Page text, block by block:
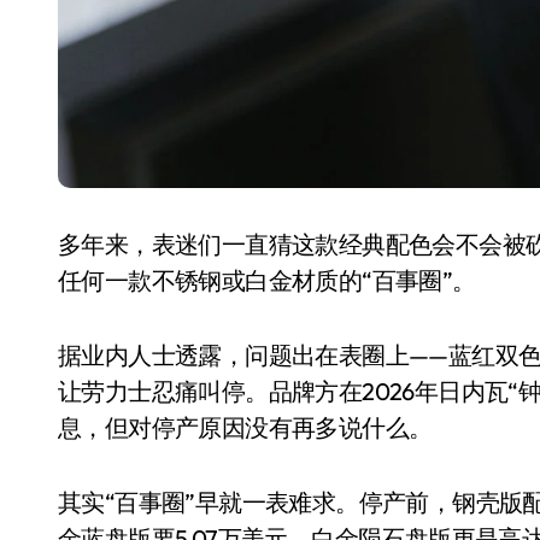
多年来，表迷们一直猜这款经典配色会不会
任何一款不锈钢或白金材质的“百事圈”。
据业内人士透露，问题出在表圈上——蓝红双
让劳力士忍痛叫停。品牌方在2026年日内瓦“
息，但对停产原因没有再多说什么。
其实“百事圈”早就一表难求。停产前，钢壳版
美的空调以旧换新补贴继
装！
8 月 7, 2026